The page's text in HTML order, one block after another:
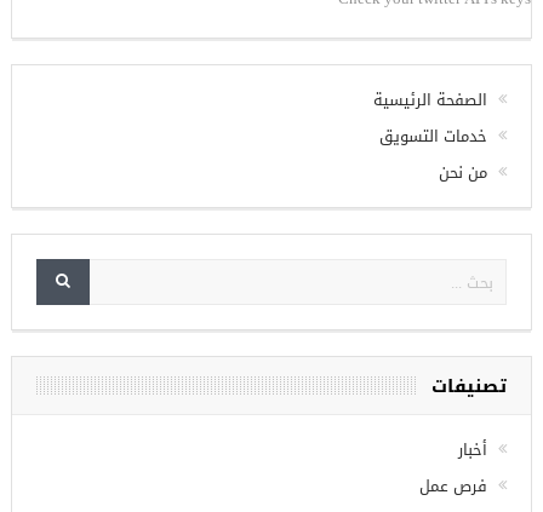
تويتر
Check your twitter API's keys
الصفحة الرئيسية
من نحن
تصنيفات